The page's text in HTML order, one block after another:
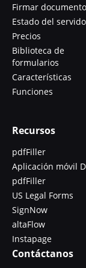
Firmar
Estado del
Precios
Biblioteca de
formularios
Características
Funciones
Recursos
pdfFiller
Aplicación móvil
pdfFiller
US Legal Forms
SignNow
altaFlow
Instapage
Contáctanos